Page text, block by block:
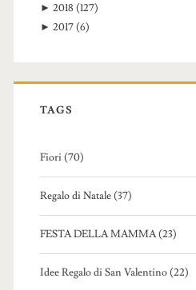
► 2018 (127)
► 2017 (6)
TAGS
Fiori (70)
Regalo di Natale (37)
FESTA DELLA MAMMA (23)
Idee Regalo di San Valentino (22)